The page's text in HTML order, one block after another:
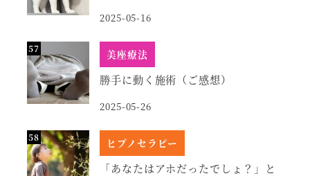
2025-05-16
美座療法
勝手に動く施術（ご感想）
2025-05-26
ヒプノセラピー
「あなたはアホだったでしょ？」と